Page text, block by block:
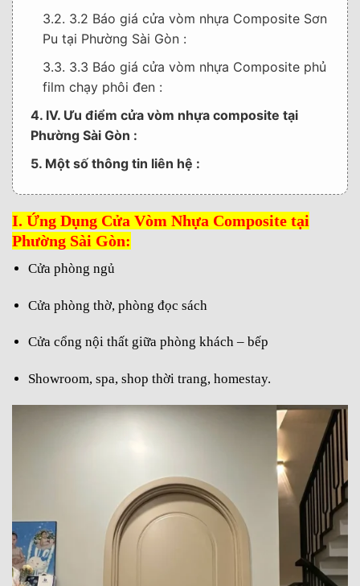
3.2. 3.2 Báo giá cửa vòm nhựa Composite Sơn
Pu tại Phường Sài Gòn :
3.3. 3.3 Báo giá cửa vòm nhựa Composite phủ
film chạy phôi đen :
4. IV. Ưu điểm cửa vòm nhựa composite tại
Phường Sài Gòn :
5. Một số thông tin liên hệ :
6. HỆ THỐNG SHOWROOM TRƯNG BÀY :
I. Ứng Dụng Cửa Vòm Nhựa Composite tại
Phường Sài Gòn:
Cửa phòng ngủ
Cửa phòng thờ, phòng đọc sách
Cửa cổng nội thất giữa phòng khách – bếp
Showroom, spa, shop thời trang, homestay.